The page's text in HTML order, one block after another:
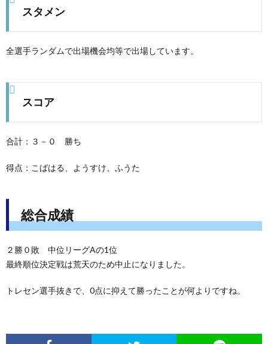
スタメン
全選手ランダムで出場機会均等で出場しています。
スコア
合計：３－０ 勝ち
得点：こばはる、ようすけ、ふうた
総合成績
２勝０敗 中位リーグAの1位
最終順位決定戦は荒天のため中止になりました。
トレセン選手抜きで、0点に抑えて勝ったことが何よりですね。